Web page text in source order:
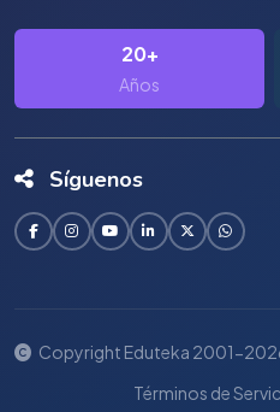
20+
Años
Síguenos
Copyright Eduteka 2001-
Términos de